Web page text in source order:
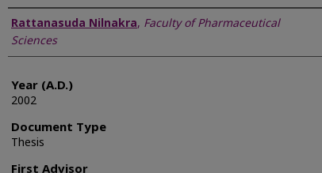
Author
Rattanasuda Nilnakra, Faculty of Pharmaceutical
Sciences
Year (A.D.)
2002
Document Type
Thesis